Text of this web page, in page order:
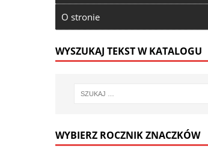
O stronie
WYSZUKAJ TEKST W KATALOGU
WYBIERZ ROCZNIK ZNACZKÓW